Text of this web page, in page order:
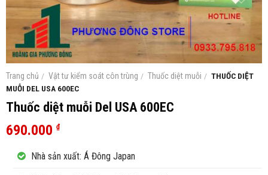
Trang chủ / Vật tư kiểm soát côn trùng / Thuốc diệt muỗi / THUỐC DIỆT
MUỖI DEL USA 600EC
Thuốc diệt muỗi Del USA 600EC
690.000 ₫
Nhà sản xuất: Á Đông Japan